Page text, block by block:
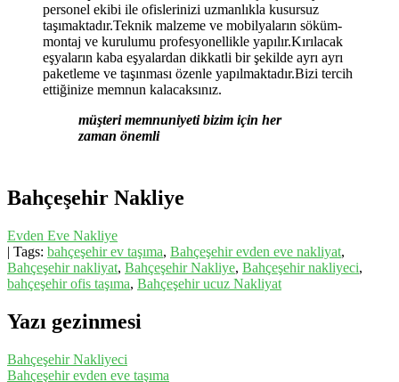
personel ekibi ile ofislerinizi uzmanlıkla kusursuz
taşımaktadır.Teknik malzeme ve mobilyaların söküm-
montaj ve kurulumu profesyonellikle yapılır.Kırılacak
eşyaların kaba eşyalardan dikkatli bir şekilde ayrı ayrı
paketleme ve taşınması özenle yapılmaktadır.Bizi tercih
ettiğinize memnun kalacaksınız.
müşteri memnuniyeti bizim için her
zaman önemli
Bahçeşehir Nakliye
Evden Eve Nakliye
| Tags: bahçeşehir ev taşıma, Bahçeşehir evden eve nakliyat,
Bahçeşehir nakliyat, Bahçeşehir Nakliye, Bahçeşehir nakliyeci,
bahçeşehir ofis taşıma, Bahçeşehir ucuz Nakliyat
Yazı gezinmesi
Bahçeşehir Nakliyeci
Bahçeşehir evden eve taşıma